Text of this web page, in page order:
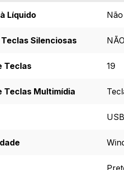
Líquido Não
Silenciosas NÃO
Teclas 19
Teclas Multimídia
USB